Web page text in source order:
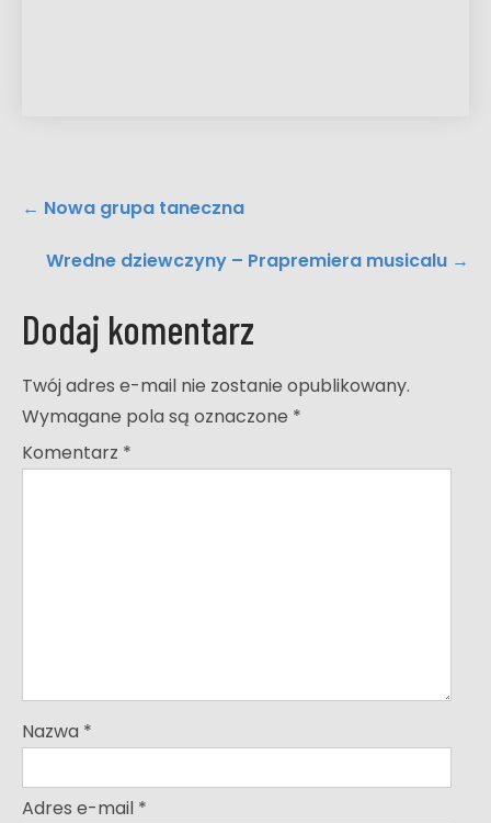
Post
navigation
← Nowa grupa taneczna
Wredne dziewczyny – Prapremiera musicalu →
Dodaj komentarz
Twój adres e-mail nie zostanie opublikowany.
Wymagane pola są oznaczone *
Komentarz *
Nazwa *
Adres e-mail *